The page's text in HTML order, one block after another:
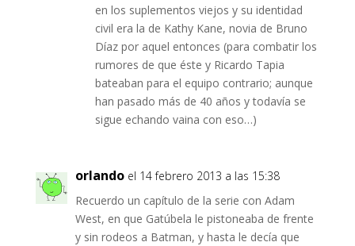
en los suplementos viejos y su identidad
civil era la de Kathy Kane, novia de Bruno
Díaz por aquel entonces (para combatir los
rumores de que éste y Ricardo Tapia
bateaban para el equipo contrario; aunque
han pasado más de 40 años y todavía se
sigue echando vaina con eso…)
orlando el 14 febrero 2013 a las 15:38
Recuerdo un capítulo de la serie con Adam
West, en que Gatúbela le pistoneaba de frente
y sin rodeos a Batman, y hasta le decía que